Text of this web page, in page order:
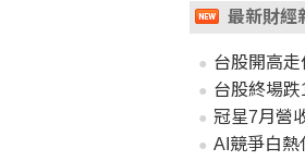
最新財經
台股開高
台股終場
冠星7月營
AI競爭白